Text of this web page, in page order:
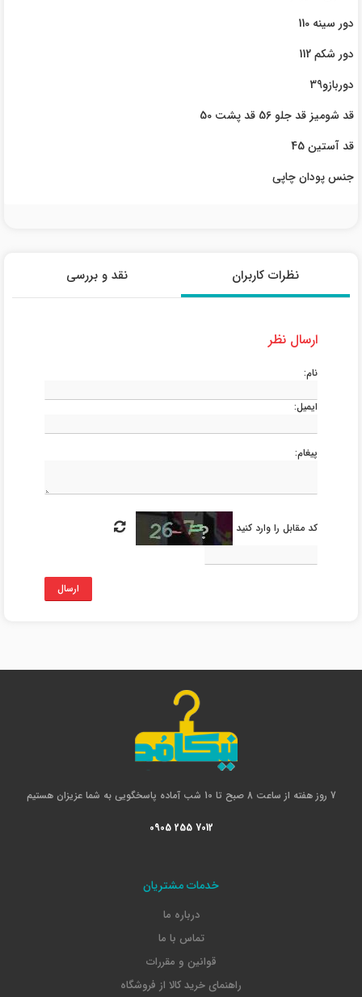
دور سینه 110
دور شکم 112
دوربازو39
قد شومیز قد جلو 56 قد پشت 50
قد آستین 45
جنس پودان چاپی
نظرات کاربران نقد و بررسی
ارسال نظر
نام:
ایمیل:
پیغام:
کد مقابل را وارد کنید
ارسال
7 روز هفته از ساعت 8 صبح تا 10 شب آماده پاسخگویی به شما عزیزان هستیم
0905 255 7012
خدمات مشتریان
درباره ما
تماس با ما
قوانین و مقررات
راهنمای خرید کالا از فروشگاه